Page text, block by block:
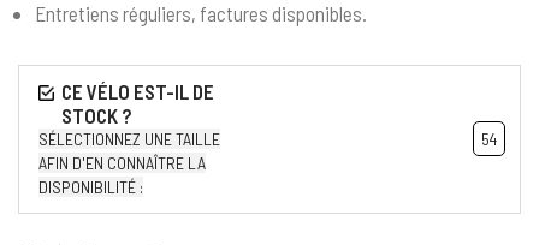
Entretiens réguliers, factures disponibles.
SÉLECTIONNEZ UNE TAILLE
AFIN D'EN CONNAÎTRE LA
DISPONIBILITÉ :
54